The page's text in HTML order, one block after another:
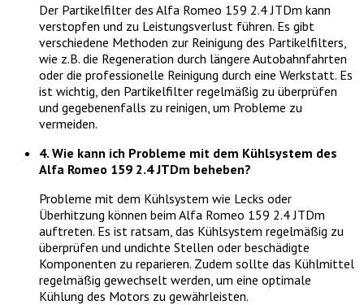
Der Partikelfilter des Alfa Romeo 159 2.4 JTDm kann
verstopfen und zu Leistungsverlust führen. Es gibt
verschiedene Methoden zur Reinigung des Partikelfilters,
wie z.B. die Regeneration durch längere Autobahnfahrten
oder die professionelle Reinigung durch eine Werkstatt. Es
ist wichtig, den Partikelfilter regelmäßig zu überprüfen
und gegebenenfalls zu reinigen, um Probleme zu
vermeiden.
4. Wie kann ich Probleme mit dem Kühlsystem des
Alfa Romeo 159 2.4 JTDm beheben?
Probleme mit dem Kühlsystem wie Lecks oder
Überhitzung können beim Alfa Romeo 159 2.4 JTDm
auftreten. Es ist ratsam, das Kühlsystem regelmäßig zu
überprüfen und undichte Stellen oder beschädigte
Komponenten zu reparieren. Zudem sollte das Kühlmittel
regelmäßig gewechselt werden, um eine optimale
Kühlung des Motors zu gewährleisten.